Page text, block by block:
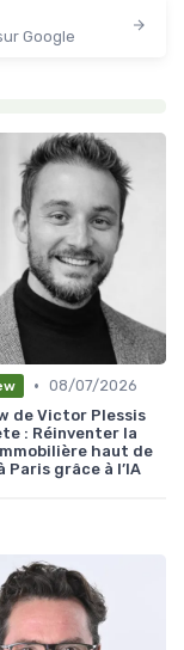
Google
• 08/07/2026
de Victor Plessis
: Réinventer la
haut de
Paris grâce à l’IA